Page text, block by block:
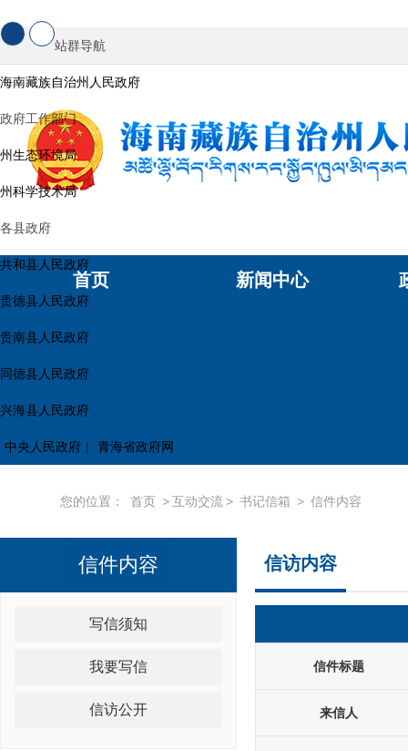
站群导航
海南藏族自治州人民政府
政府工作部门
州生态环境局
州科学技术局
各县政府
共和县人民政府
贵德县人民政府
贵南县人民政府
同德县人民政府
兴海县人民政府
中央人民政府 | 青海省政府网
首页 新闻中心
您的位置： 首页 >互动交流> 书记信箱 > 信件内容
信件内容
写信须知
我要写信
信访公开
信访内容
信件标题
来信人